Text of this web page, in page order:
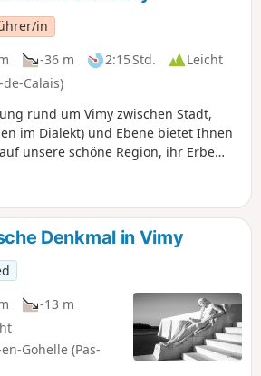
explodierte
in
-36 m 2:15 Std.
Leicht
Calais)
rund um Vimy zwischen Stadt,
im Dialekt) und Ebene bietet Ihnen
unsere schöne Region, ihr Erbe
Denkmal in Vimy
-13 m
Gohelle (Pas-